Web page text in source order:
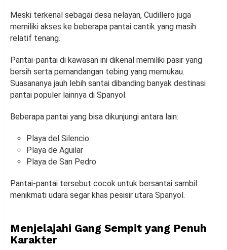
Meski terkenal sebagai desa nelayan, Cudillero juga
memiliki akses ke beberapa pantai cantik yang masih
relatif tenang.
Pantai-pantai di kawasan ini dikenal memiliki pasir yang
bersih serta pemandangan tebing yang memukau.
Suasananya jauh lebih santai dibanding banyak destinasi
pantai populer lainnya di Spanyol.
Beberapa pantai yang bisa dikunjungi antara lain:
Playa del Silencio
Playa de Aguilar
Playa de San Pedro
Pantai-pantai tersebut cocok untuk bersantai sambil
menikmati udara segar khas pesisir utara Spanyol.
Menjelajahi Gang Sempit yang Penuh
Karakter